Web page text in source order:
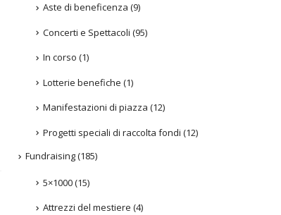
Aste di beneficenza (9)
Concerti e Spettacoli (95)
In corso (1)
Lotterie benefiche (1)
Manifestazioni di piazza (12)
Progetti speciali di raccolta fondi (12)
Fundraising(185)
5×1000(15)
Attrezzi del mestiere (4)